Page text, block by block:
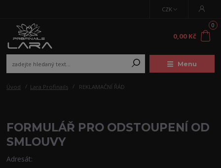
Menu
CZK
0
0,00 Kč
Úvod Lara Profinails REKLAMAČNÍ ŘÁD
FORMULÁŘ PRO ODSTOUPENÍ OD
SMLOUVY
Adresát: